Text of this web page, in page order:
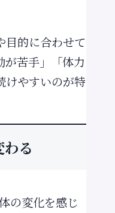
目的に合わせて
が苦手」「体力
けやすいのが特
る
の変化を感じ